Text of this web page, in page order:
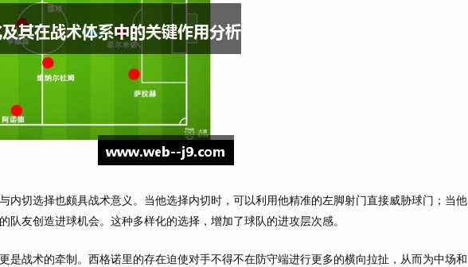
内切选择也颇具战术意义。当他选择内切时，可以利用他精准的左脚射门直接威胁球门；当他
队友创造进球机会。这种多样化的选择，增加了球队的进攻层次感。
是战术的牵制。西格诺里的存在迫使对手不得不在防守端进行更多的横向拉扯，从而为中场和